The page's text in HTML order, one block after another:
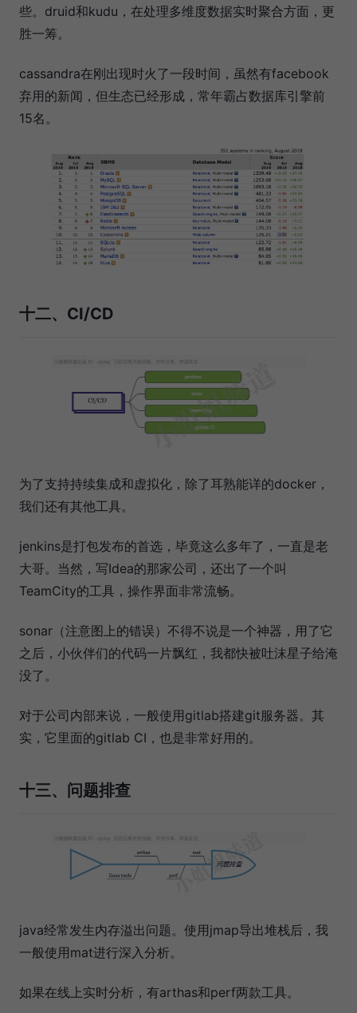
些。druid和kudu，在处理多维度数据实时聚合方面，更
胜一筹。
cassandra在刚出现时火了一段时间，虽然有facebook
弃用的新闻，但生态已经形成，常年霸占数据库引擎前
15名。
十二、CI/CD
为了支持持续集成和虚拟化，除了耳熟能详的docker，
我们还有其他工具。
jenkins是打包发布的首选，毕竟这么多年了，一直是老
大哥。当然，写Idea的那家公司，还出了一个叫
TeamCity的工具，操作界面非常流畅。
sonar（注意图上的错误）不得不说是一个神器，用了它
之后，小伙伴们的代码一片飘红，我都快被吐沫星子给淹
没了。
对于公司内部来说，一般使用gitlab搭建git服务器。其
实，它里面的gitlab CI，也是非常好用的。
十三、问题排查
java经常发生内存溢出问题。使用jmap导出堆栈后，我
一般使用mat进行深入分析。
如果在线上实时分析，有arthas和perf两款工具。